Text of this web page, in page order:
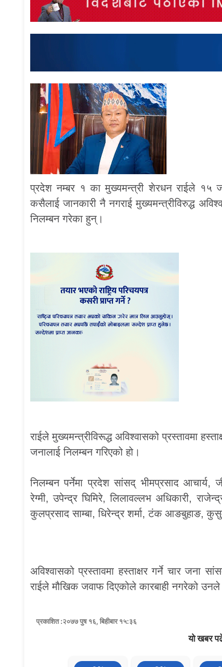
प्रदेश नम्बर १ का मुख्यमन्त्री शेरधन राईले १५
कसैलाई जानकारी नै नगराई मुख्यमन्त्रीविरुद्ध
निलम्बन गरेका हुन्।
राईले मुख्यमन्त्रीविरूद्ध अविश्वासको प्रस्तावमा
जनालाई निलम्बन गरिएको हो।
निलम्बन पर्नेमा प्रदेश सांसद् भीमप्रसाद आचार्य,
रेग्मी, उपेन्द्र घिमिरे, लिलावल्लभ अधिकारी,
कुलप्रसाद साम्बा, धिरेन्द्र शर्मा, टंक आङबुहाङ,
अविश्वासको प्रस्तावमा हस्ताक्षर गर्ने चार जना
राईले मौखिक जवाफ दिएकोले कारबाही नगरेको उनले
प्रकाशित :२०७७ पुष १६, बिहीबार १५:३६
यो खबर